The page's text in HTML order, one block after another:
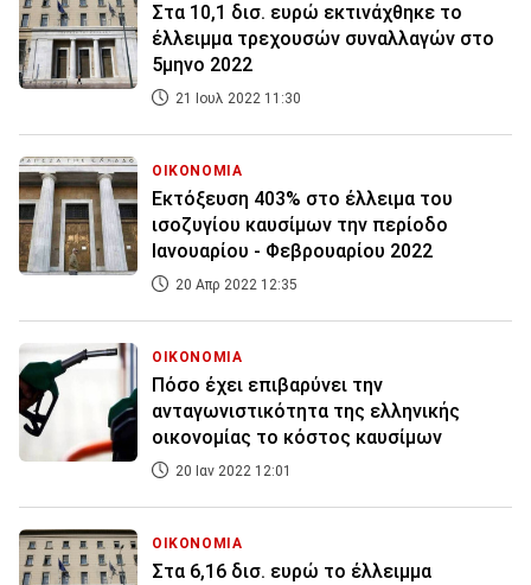
Στα 10,1 δισ. ευρώ εκτινάχθηκε το
έλλειμμα τρεχουσών συναλλαγών στο
5μηνο 2022
21 Ιουλ 2022 11:30
ΟΙΚΟΝΟΜΙΑ
Εκτόξευση 403% στο έλλειμα του
ισοζυγίου καυσίμων την περίοδο
Ιανουαρίου - Φεβρουαρίου 2022
20 Απρ 2022 12:35
ΟΙΚΟΝΟΜΙΑ
Πόσο έχει επιβαρύνει την
ανταγωνιστικότητα της ελληνικής
οικονομίας το κόστος καυσίμων
20 Ιαν 2022 12:01
ΟΙΚΟΝΟΜΙΑ
Στα 6,16 δισ. ευρώ το έλλειμμα